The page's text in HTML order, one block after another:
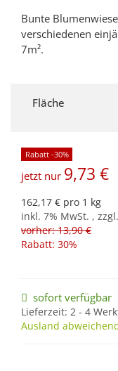
Bunte
verschiedenen
7m².
Fläche
Rabatt -30%
jetzt nur 9,73 €
162,17 € pro 1 kg
inkl. 7% MwSt. , zzgl.
vorher: 13,90 €
Rabatt: 30%
sofort verfügbar
Lieferzeit: 2 - 4
Ausland